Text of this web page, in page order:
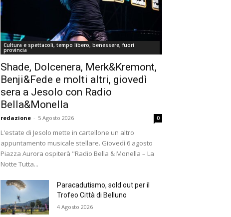
Cultura e spettacoli, tempo libero, benessere, fuori
provincia
Shade, Dolcenera, Merk&Kremont,
Benji&Fede e molti altri, giovedì
sera a Jesolo con Radio
Bella&Monella
redazione - 5 Agosto 2026 0
L'estate di Jesolo mette in cartellone un altro
appuntamento musicale stellare. Giovedì 6 agosto
Piazza Aurora ospiterà "Radio Bella & Monella – La
Notte Tutta...
Paracadutismo, sold out per il
Trofeo Città di Belluno
4 Agosto 2026